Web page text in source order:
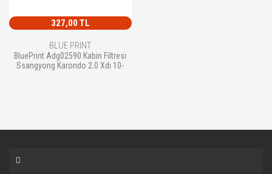
327,00 TL
BLUE PRINT
BluePrint Adg02590 Kabin Filtresi
Ssangyong Karondo 2.0 Xdı 10-